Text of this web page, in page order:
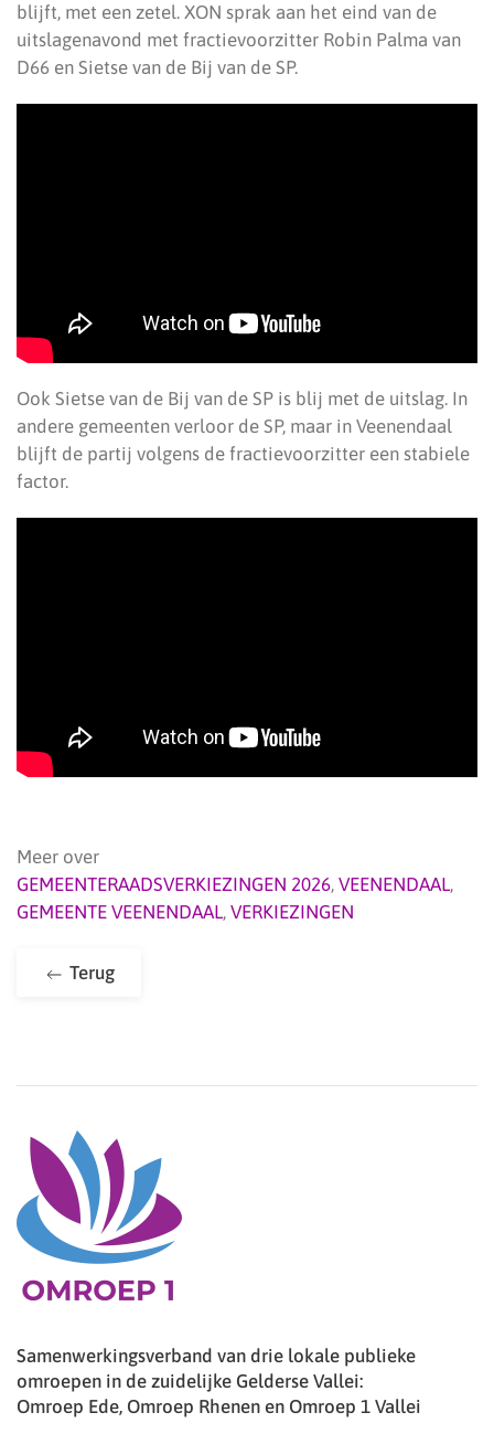
blijft, met een zetel. XON sprak aan het eind van de
uitslagenavond met fractievoorzitter Robin Palma van
D66 en Sietse van de Bij van de SP.
Ook Sietse van de Bij van de SP is blij met de uitslag. In
andere gemeenten verloor de SP, maar in Veenendaal
blijft de partij volgens de fractievoorzitter een stabiele
factor.
Meer over
GEMEENTERAADSVERKIEZINGEN 2026, VEENENDAAL,
GEMEENTE VEENENDAAL, VERKIEZINGEN
Terug
Samenwerkingsverband van drie lokale publieke
omroepen in de zuidelijke Gelderse Vallei:
Omroep Ede, Omroep Rhenen en Omroep 1 Vallei